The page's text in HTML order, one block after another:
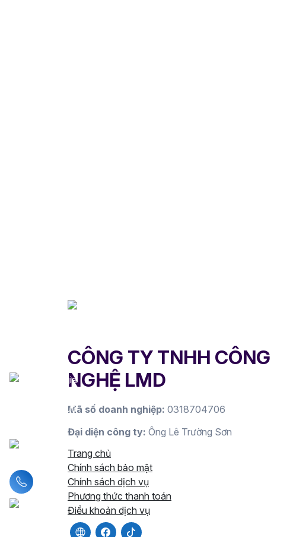
CÔNG TY TNHH CÔNG
NGHỆ LMD
Mã số doanh nghiệp: 0318704706
Đại diện công ty: Ông Lê Trường Sơn
Trang chủ
Chính sách bảo mật
Chính sách dịch vụ
Phương thức thanh toán
Điều khoản dịch vụ
Liên hệ hotline